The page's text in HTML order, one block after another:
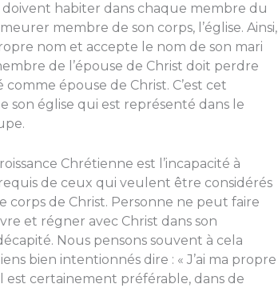
doivent habiter dans chaque membre du
membre de son corps, l’église. Ainsi,
nom et accepte le nom de son mari
de l’épouse de Christ doit perdre
épouse de Christ. C’est cet
son église qui est représenté dans le
Chrétienne est l’incapacité à
de ceux qui veulent être considérés
corps de Christ. Personne ne peut faire
et régner avec Christ dans son
Nous pensons souvent à cela
bien intentionnés dire : « J’ai ma propre
est certainement préférable, dans de